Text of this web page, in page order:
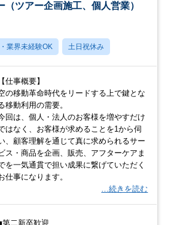
（ツアー企画施工、個人営業）
業界未経験OK 土日祝休み
【仕事概要】
の移動革命時代をリードする上で鍵とな
移動利用の需要。
回は、個人・法人のお客様を増やすだけ
はなく、お客様が求めることを1から伺
、顧客理解を通じて真に求められるサー
ス・商品を企画、販売、アフターケアま
を一気通貫で担い成果に繋げていただく
仕事になります。
…続きを読む
第二新卒歓迎